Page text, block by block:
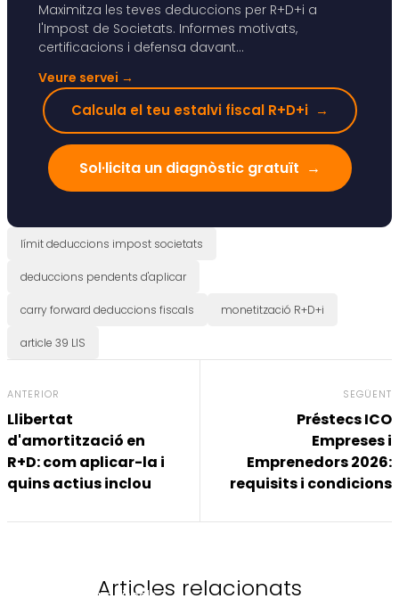
Maximitza les teves deduccions per R+D+i a
l'Impost de Societats. Informes motivats,
certificacions i defensa davant...
Veure servei →
Calcula el teu estalvi fiscal R+D+i →
Sol·licita un diagnòstic gratuït →
límit deduccions impost societats
deduccions pendents d'aplicar
carry forward deduccions fiscals monetització R+D+i
article 39 LIS
ANTERIOR
Llibertat
d'amortització en
R+D: com aplicar-la i
quins actius inclou
SEGÜENT
Préstecs ICO
Empreses i
Emprenedors 2026:
requisits i condicions
Articles relacionats
Deduccions Fiscals